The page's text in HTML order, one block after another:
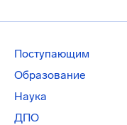
Поступающим
Образование
Наука
ДПО